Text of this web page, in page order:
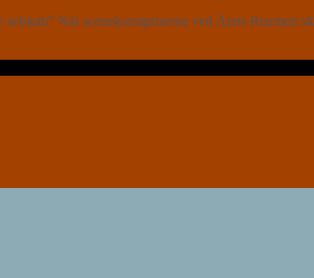
Når scenekunstpriserne ved Årets Reumert